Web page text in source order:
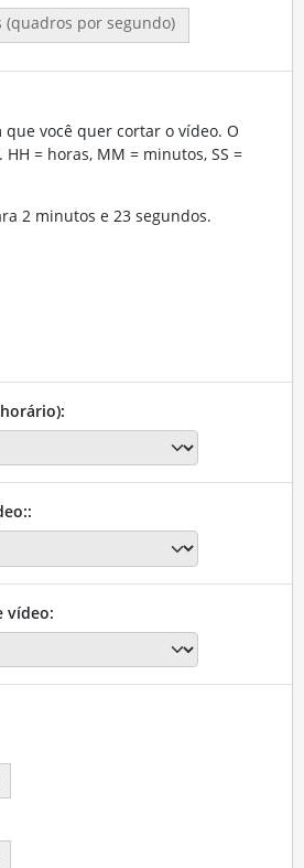
(quadros por segundo)
você quer cortar o vídeo. O
= horas, MM = minutos, SS =
2 minutos e 23 segundos.
vídeo: